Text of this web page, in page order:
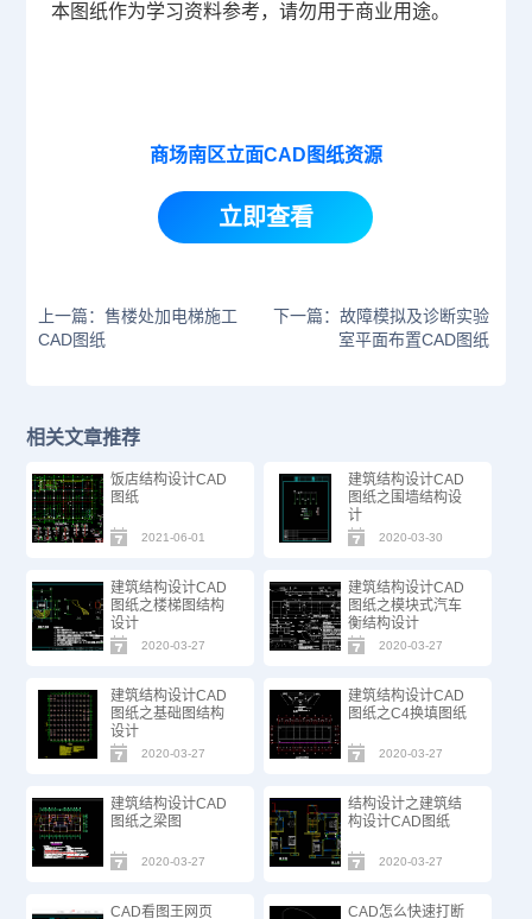
本图纸作为学习资料参考，请勿用于商业用途。
商场南区立面CAD图纸资源
立即查看
上一篇：售楼处加电梯施工
CAD图纸
下一篇：故障模拟及诊断实验
室平面布置CAD图纸
相关文章推荐
饭店结构设计CAD
图纸
2021-06-01
建筑结构设计CAD
图纸之围墙结构设
计
2020-03-30
建筑结构设计CAD
图纸之楼梯图结构
设计
2020-03-27
建筑结构设计CAD
图纸之模块式汽车
衡结构设计
2020-03-27
建筑结构设计CAD
图纸之基础图结构
设计
2020-03-27
建筑结构设计CAD
图纸之C4换填图纸
2020-03-27
建筑结构设计CAD
图纸之梁图
2020-03-27
结构设计之建筑结
构设计CAD图纸
2020-03-27
CAD看图王网页 CAD怎么快速打断